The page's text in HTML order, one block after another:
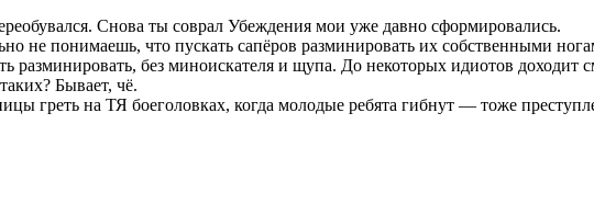
Снова ты соврал Убеждения мои уже давно сформировались.
не понимаешь, что пускать сапёров разминировать их собственными
разминировать, без миноискателя и щупа. До некоторых идиотов доходит
Бывает, чё.
греть на ТЯ боеголовках, когда молодые ребята гибнут — тоже